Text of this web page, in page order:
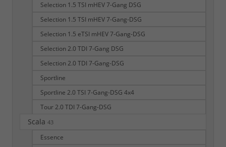
Selection 1.5 TSI mHEV 7-Gang DSG
Selection 1.5 TSI mHEV 7-Gang-DSG
Selection 1.5 eTSI mHEV 7-Gang-DSG
Selection 2.0 TDI 7-Gang DSG
Selection 2.0 TDI 7-Gang-DSG
Sportline
Sportline 2.0 TSI 7-Gang-DSG 4x4
Tour 2.0 TDI 7-Gang-DSG
Scala 43
Essence